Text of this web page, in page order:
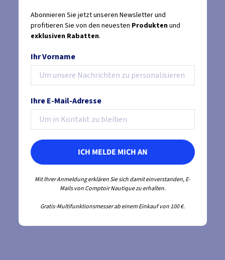
Abonnieren Sie jetzt unseren Newsletter und
profitieren Sie von den neuesten Produktenund
exklusiven Rabatten.
Ihr Vorname
Ihre E-Mail-Adresse
ICH MELDE MICH AN
Mit Ihrer Anmeldung erklären Sie sich damit einverstanden, E-
Mails von Comptoir Nautique zu erhalten.
Gratis-Multifunktionsmesser ab einem Einkauf von 100 €.